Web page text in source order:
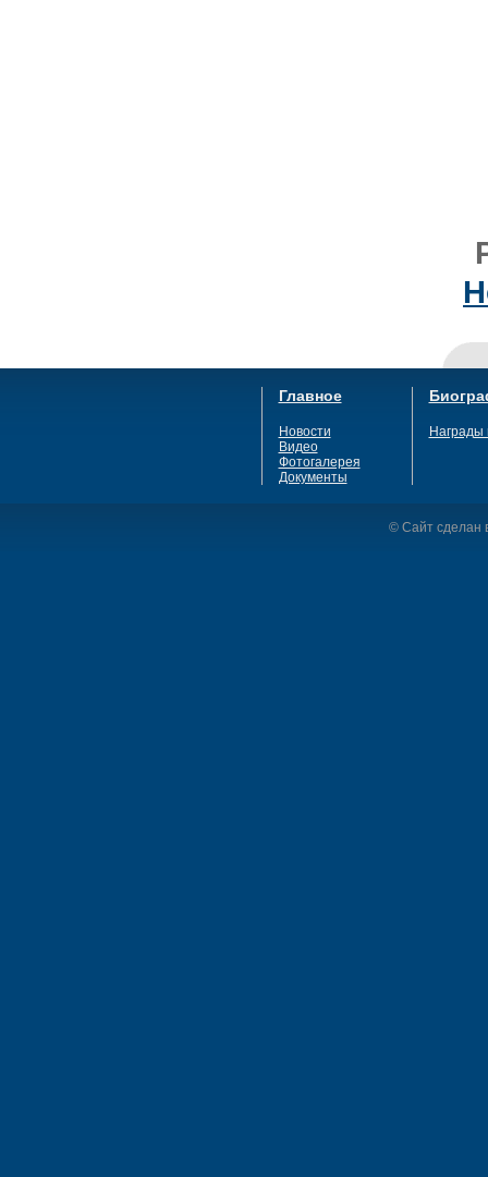
Главное
Новости
Видео
Фотогалерея
Документы
Награды
© Сайт сделан